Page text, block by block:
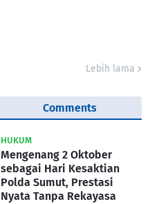
Lebih lama
Comments
HUKUM
Mengenang 2 Oktober
sebagai Hari Kesaktian
Polda Sumut, Prestasi
Nyata Tanpa Rekayasa